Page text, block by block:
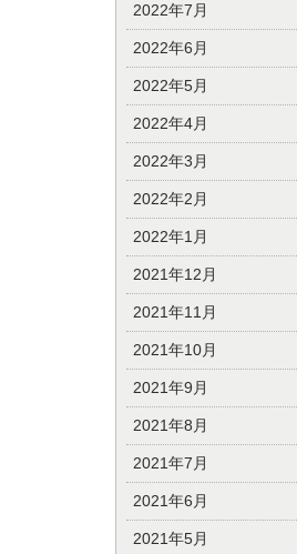
2022年7月
2022年6月
2022年5月
2022年4月
2022年3月
2022年2月
2022年1月
2021年12月
2021年11月
2021年10月
2021年9月
2021年8月
2021年7月
2021年6月
2021年5月